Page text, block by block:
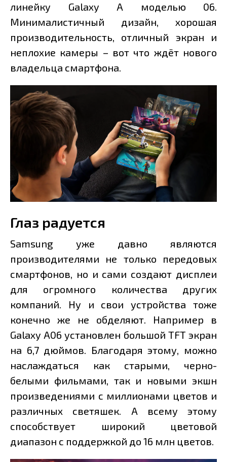
линейку Galaxy A моделью 06.
Минималистичный дизайн, хорошая
производительность, отличный экран и
неплохие камеры – вот что ждёт нового
владельца смартфона.
Глаз радуется
Samsung уже давно являются
производителями не только передовых
смартфонов, но и сами создают дисплеи
для огромного количества других
компаний. Ну и свои устройства тоже
конечно же не обделяют. Например в
Galaxy A06 установлен большой TFT экран
на 6,7 дюймов. Благодаря этому, можно
наслаждаться как старыми, черно-
белыми фильмами, так и новыми экшн
произведениями с миллионами цветов и
различных светяшек. А всему этому
способствует широкий цветовой
диапазон с поддержкой до 16 млн цветов.